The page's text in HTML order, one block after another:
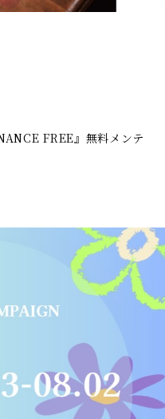
FREE』無料メンテ